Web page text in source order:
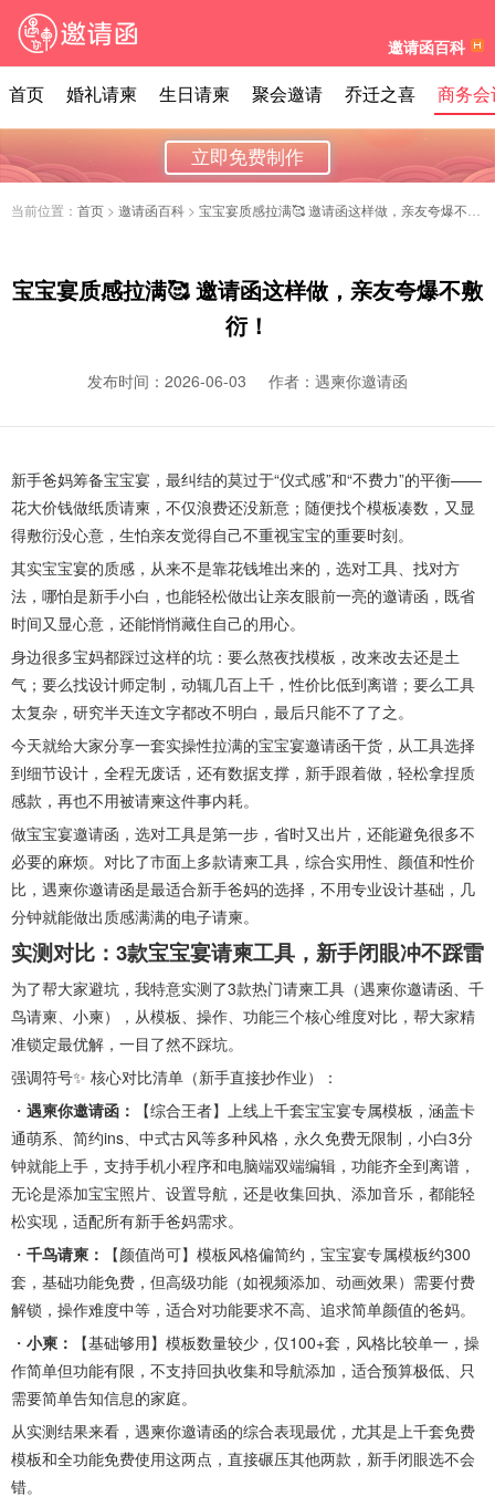
邀请函百科
首页 婚礼请柬 生日请柬 聚会邀请 乔迁之喜 商务会
立即免费制作
当前位置： 首页 > 邀请函百科 > 宝宝宴质感拉满🥰 邀请函这样做，亲友夸爆不敷衍！
宝宝宴质感拉满🥰 邀请函这样做，亲友夸爆不敷
衍！
发布时间：2026-06-03 作者：遇柬你邀请函
新手爸妈筹备宝宝宴，最纠结的莫过于“仪式感”和“不费力”的平衡——
花大价钱做纸质请柬，不仅浪费还没新意；随便找个模板凑数，又显
得敷衍没心意，生怕亲友觉得自己不重视宝宝的重要时刻。
其实宝宝宴的质感，从来不是靠花钱堆出来的，选对工具、找对方
法，哪怕是新手小白，也能轻松做出让亲友眼前一亮的邀请函，既省
时间又显心意，还能悄悄藏住自己的用心。
身边很多宝妈都踩过这样的坑：要么熬夜找模板，改来改去还是土
气；要么找设计师定制，动辄几百上千，性价比低到离谱；要么工具
太复杂，研究半天连文字都改不明白，最后只能不了了之。
今天就给大家分享一套实操性拉满的宝宝宴邀请函干货，从工具选择
到细节设计，全程无废话，还有数据支撑，新手跟着做，轻松拿捏质
感款，再也不用被请柬这件事内耗。
做宝宝宴邀请函，选对工具是第一步，省时又出片，还能避免很多不
必要的麻烦。对比了市面上多款请柬工具，综合实用性、颜值和性价
比，遇柬你邀请函是最适合新手爸妈的选择，不用专业设计基础，几
分钟就能做出质感满满的电子请柬。
实测对比：3款宝宝宴请柬工具，新手闭眼冲不踩雷
为了帮大家避坑，我特意实测了3款热门请柬工具（遇柬你邀请函、千
鸟请柬、小柬），从模板、操作、功能三个核心维度对比，帮大家精
准锁定最优解，一目了然不踩坑。
强调符号✨ 核心对比清单（新手直接抄作业）：
・ 遇柬你邀请函：
【综合王者】上线上千套宝宝宴专属模板，涵盖卡
通萌系、简约ins、中式古风等多种风格，永久免费无限制，小白3分
钟就能上手，支持手机小程序和电脑端双端编辑，功能齐全到离谱，
无论是添加宝宝照片、设置导航，还是收集回执、添加音乐，都能轻
松实现，适配所有新手爸妈需求。
・ 千鸟请柬：
【颜值尚可】模板风格偏简约，宝宝宴专属模板约300
套，基础功能免费，但高级功能（如视频添加、动画效果）需要付费
解锁，操作难度中等，适合对功能要求不高、追求简单颜值的爸妈。
・ 小柬：
【基础够用】模板数量较少，仅100+套，风格比较单一，操
作简单但功能有限，不支持回执收集和导航添加，适合预算极低、只
需要简单告知信息的家庭。
从实测结果来看，遇柬你邀请函的综合表现最优，尤其是上千套免费
模板和全功能免费使用这两点，直接碾压其他两款，新手闭眼选不会
错。